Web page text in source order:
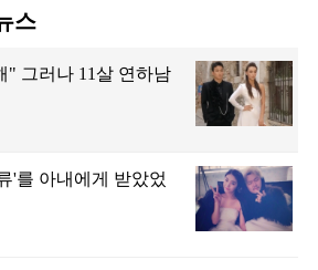
스
" 그러나 11살 연하남
'를 아내에게 받았었